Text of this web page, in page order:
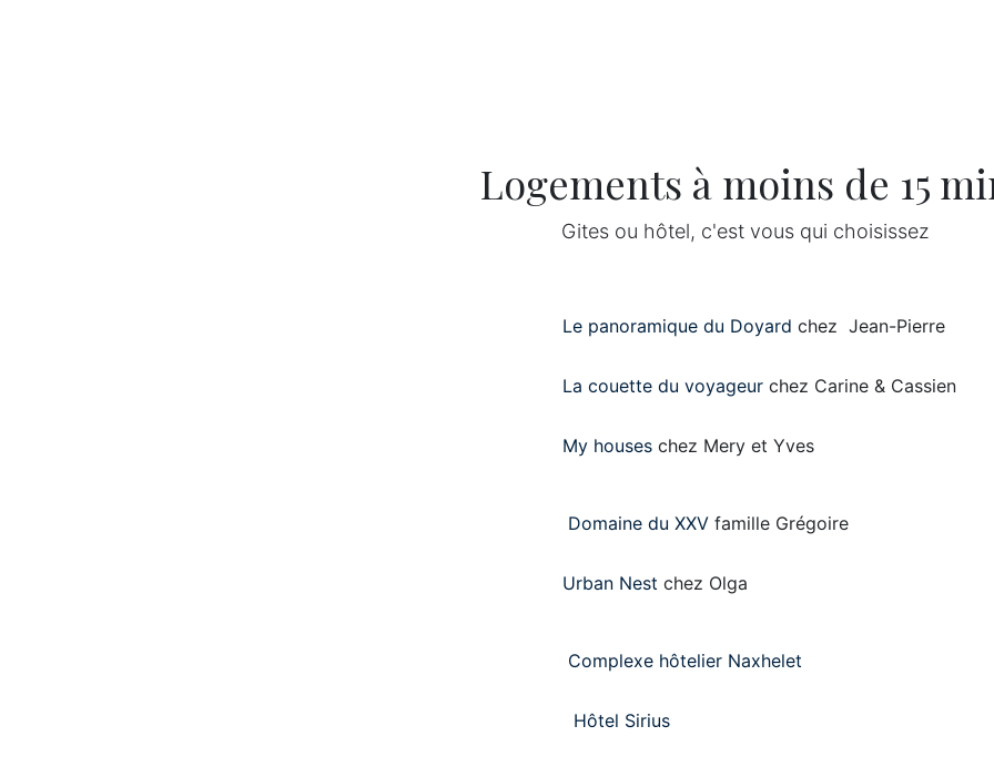
Logements à moins de 15
Gites ou hôtel, c'est vous qui choisissez
Le panoramique du Doyard chez Jean-Pierre
La couette du voyageur chez Carine & Cassien
My houses chez Mery et Yves
Domaine du XXV famille Grégoire
Urban Nest chez Olga
Complexe hôtelier Naxhelet
Hôtel Sirius